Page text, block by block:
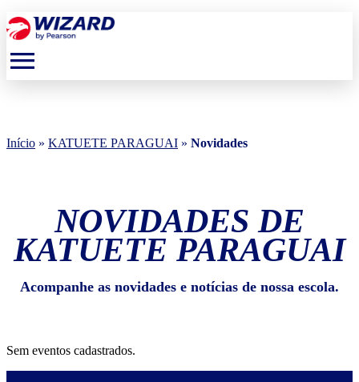
menu
Início » KATUETE PARAGUAI » Novidades
NOVIDADES DE
KATUETE PARAGUAI
Acompanhe as novidades e notícias de nossa escola.
Sem eventos cadastrados.